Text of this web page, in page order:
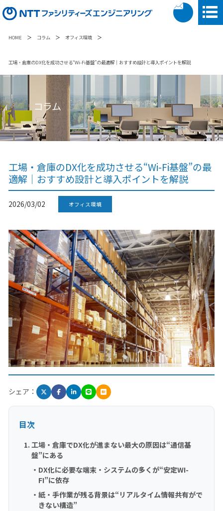
HOME ＞ コラム ＞ オフィス環境 ＞
工場・倉庫のDX化を成功させる“Wi-Fi基盤”の最適解｜おすすめ設計と導入ポイントを解説
コラム
工場・倉庫のDX化を成功させる“Wi-Fi基盤”の最
適解｜おすすめ設計と導入ポイントを解説
2026/03/02 オフィス環境
シェア：
目次
工場・倉庫でDX化が進まない最大の原因は“通信基
盤”にある
DX化に必要な端末・システムの多くが“安定WI-
FI”に依存
紙・手作業が残る背景は“リアルタイム情報共有がで
きない構造”